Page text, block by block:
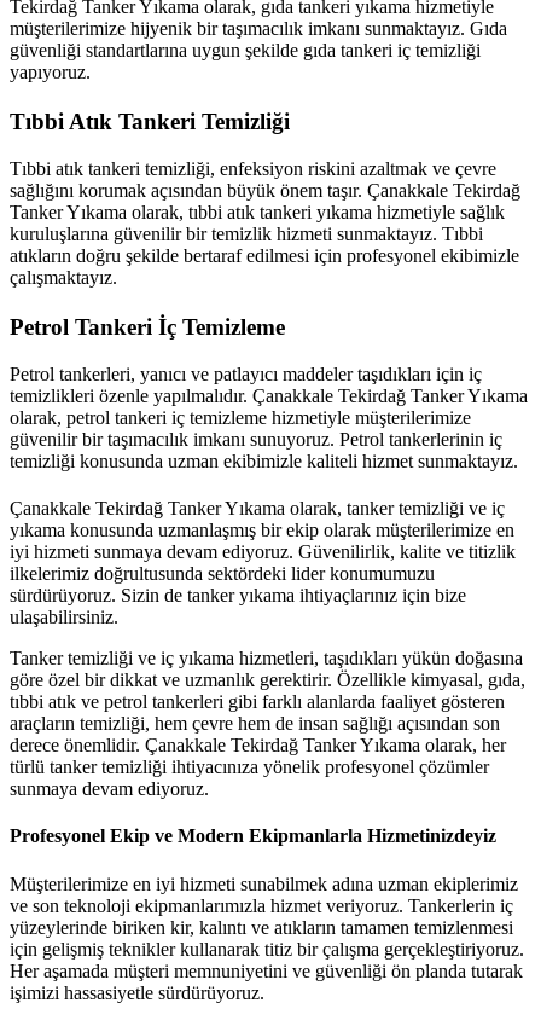
Tekirdağ Tanker Yıkama olarak, gıda tankeri yıkama hizmetiyle
müşterilerimize hijyenik bir taşımacılık imkanı sunmaktayız. Gıda
güvenliği standartlarına uygun şekilde gıda tankeri iç temizliği
yapıyoruz.
Tıbbi Atık Tankeri Temizliği
Tıbbi atık tankeri temizliği, enfeksiyon riskini azaltmak ve çevre
sağlığını korumak açısından büyük önem taşır. Çanakkale Tekirdağ
Tanker Yıkama olarak, tıbbi atık tankeri yıkama hizmetiyle sağlık
kuruluşlarına güvenilir bir temizlik hizmeti sunmaktayız. Tıbbi
atıkların doğru şekilde bertaraf edilmesi için profesyonel ekibimizle
çalışmaktayız.
Petrol Tankeri İç Temizleme
Petrol tankerleri, yanıcı ve patlayıcı maddeler taşıdıkları için iç
temizlikleri özenle yapılmalıdır. Çanakkale Tekirdağ Tanker Yıkama
olarak, petrol tankeri iç temizleme hizmetiyle müşterilerimize
güvenilir bir taşımacılık imkanı sunuyoruz. Petrol tankerlerinin iç
temizliği konusunda uzman ekibimizle kaliteli hizmet sunmaktayız.
Çanakkale Tekirdağ Tanker Yıkama olarak, tanker temizliği ve iç
yıkama konusunda uzmanlaşmış bir ekip olarak müşterilerimize en
iyi hizmeti sunmaya devam ediyoruz. Güvenilirlik, kalite ve titizlik
ilkelerimiz doğrultusunda sektördeki lider konumumuzu
sürdürüyoruz. Sizin de tanker yıkama ihtiyaçlarınız için bize
ulaşabilirsiniz.
Tanker temizliği ve iç yıkama hizmetleri, taşıdıkları yükün doğasına
göre özel bir dikkat ve uzmanlık gerektirir. Özellikle kimyasal, gıda,
tıbbi atık ve petrol tankerleri gibi farklı alanlarda faaliyet gösteren
araçların temizliği, hem çevre hem de insan sağlığı açısından son
derece önemlidir. Çanakkale Tekirdağ Tanker Yıkama olarak, her
türlü tanker temizliği ihtiyacınıza yönelik profesyonel çözümler
sunmaya devam ediyoruz.
Profesyonel Ekip ve Modern Ekipmanlarla Hizmetinizdeyiz
Müşterilerimize en iyi hizmeti sunabilmek adına uzman ekiplerimiz
ve son teknoloji ekipmanlarımızla hizmet veriyoruz. Tankerlerin iç
yüzeylerinde biriken kir, kalıntı ve atıkların tamamen temizlenmesi
için gelişmiş teknikler kullanarak titiz bir çalışma gerçekleştiriyoruz.
Her aşamada müşteri memnuniyetini ve güvenliği ön planda tutarak
işimizi hassasiyetle sürdürüyoruz.